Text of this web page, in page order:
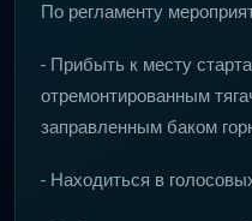
По регламенту
- Прибыть к месту
отремонтированным
заправленным баком
- Находиться в